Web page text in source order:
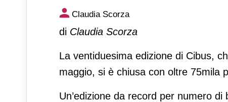
Cibus archivia un’edizione
Claudia Scorza
di Claudia Scorza
La ventiduesima edizione di Cibus,
maggio, si è chiusa con oltre 75mila
Un’edizione da record per numero